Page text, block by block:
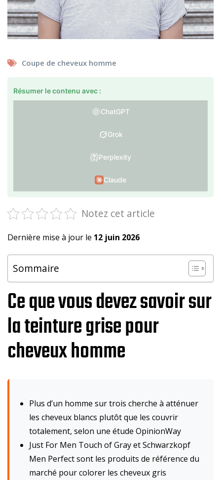
Coupe de cheveux homme
Résumer le contenu avec :
ChatGPT
Grok
Perplexity
Claude
Notez cet article
Dernière mise à jour le 12 juin 2026
Sommaire
Ce que vous devez savoir sur
la teinture grise pour
cheveux homme
Plus d’un homme sur trois cherche à atténuer
les cheveux blancs plutôt que les couvrir
totalement, selon une étude OpinionWay
Just For Men Touch of Gray et Schwarzkopf
Men Perfect sont les produits de référence du
marché pour colorer les cheveux gris